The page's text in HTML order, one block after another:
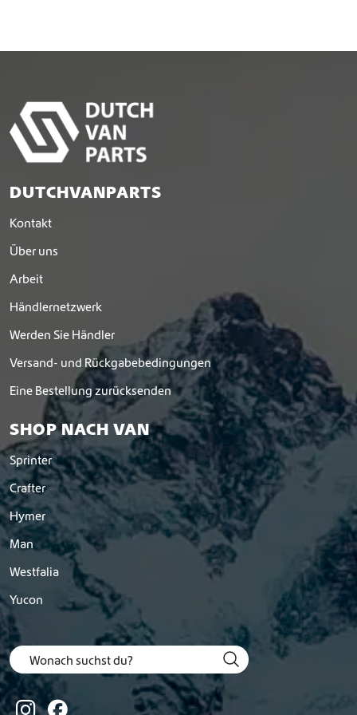
DUTCHVANPARTS
Kontakt
Über uns
Arbeit
Händlernetzwerk
Werden Sie Händler
Versand- und Rückgabebedingungen
Eine Bestellung zurücksenden
SHOP NACH VAN
Sprinter
Crafter
Hymer
Man
Westfalia
Yucon